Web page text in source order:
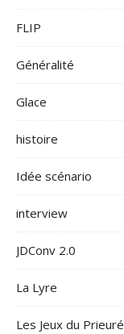
FLIP
Généralité
Glace
histoire
Idée scénario
interview
JDConv 2.0
La Lyre
Les Jeux du Prieuré